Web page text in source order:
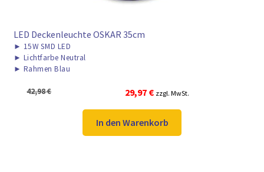
LED Deckenleuchte OSKAR 35cm
► 15W SMD LED
► Lichtfarbe Neutral
► Rahmen Blau
42,98€
Ursprünglicher
Preis
war:
42,98 €
29,97 €Aktueller
Preis
ist:
29,97 €.
zzgl. MwSt.
In den Warenkorb